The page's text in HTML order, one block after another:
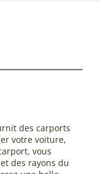
des carports
votre voiture,
vous
des rayons du